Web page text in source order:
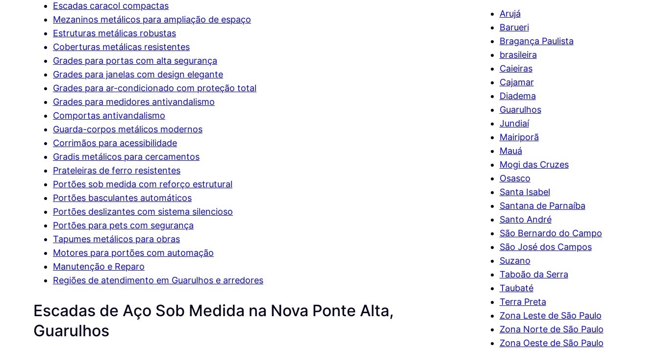
Escadas caracol compactas
Mezaninos metálicos para ampliação de espaço
Estruturas metálicas robustas
Coberturas metálicas resistentes
Grades para portas com alta segurança
Grades para janelas com design elegante
Grades para ar-condicionado com proteção total
Grades para medidores antivandalismo
Comportas antivandalismo
Guarda-corpos metálicos modernos
Corrimãos para acessibilidade
Gradis metálicos para cercamentos
Prateleiras de ferro resistentes
Portões sob medida com reforço estrutural
Portões basculantes automáticos
Portões deslizantes com sistema silencioso
Portões para pets com segurança
Tapumes metálicos para obras
Motores para portões com automação
Manutenção e Reparo
Regiões de atendimento em Guarulhos e arredores
Escadas de Aço Sob Medida na Nova Ponte Alta,
Guarulhos
Arujá
Barueri
Bragança Paulista
brasileira
Caieiras
Cajamar
Diadema
Guarulhos
Jundiaí
Mairiporã
Mauá
Mogi das Cruzes
Osasco
Santa Isabel
Santana de Parnaíba
Santo André
São Bernardo do Campo
São José dos Campos
Suzano
Taboão da Serra
Taubaté
Terra Preta
Zona Leste de São Paulo
Zona Norte de São Paulo
Zona Oeste de São Paulo